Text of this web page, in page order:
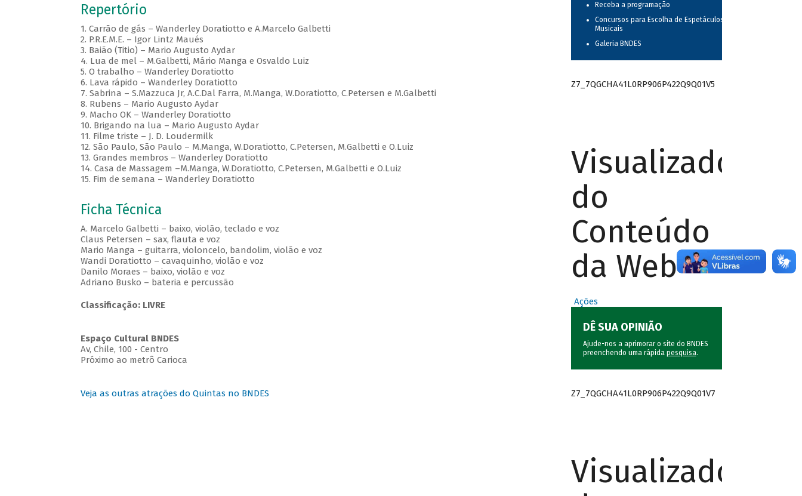
Repertório
1. Carrão de gás – Wanderley Doratiotto e A.Marcelo Galbetti
2. P.R.E.M.E. – Igor Lintz Maués
3. Baião (Titio) – Mario Augusto Aydar
4. Lua de mel – M.Galbetti, Mário Manga e Osvaldo Luiz
5. O trabalho – Wanderley Doratiotto
6. Lava rápido – Wanderley Doratiotto
7. Sabrina – S.Mazzuca Jr, A.C.Dal Farra, M.Manga, W.Doratiotto, C.Petersen e M.Galbetti
8. Rubens – Mario Augusto Aydar
9. Macho OK – Wanderley Doratiotto
10. Brigando na lua – Mario Augusto Aydar
11. Filme triste – J. D. Loudermilk
12. São Paulo, São Paulo – M.Manga, W.Doratiotto, C.Petersen, M.Galbetti e O.Luiz
13. Grandes membros – Wanderley Doratiotto
14. Casa de Massagem –M.Manga, W.Doratiotto, C.Petersen, M.Galbetti e O.Luiz
15. Fim de semana – Wanderley Doratiotto
Ficha Técnica
A. Marcelo Galbetti – baixo, violão, teclado e voz
Claus Petersen – sax, flauta e voz
Mario Manga – guitarra, violoncelo, bandolim, violão e voz
Wandi Doratiotto – cavaquinho, violão e voz
Danilo Moraes – baixo, violão e voz
Adriano Busko – bateria e percussão
Classificação: LIVRE
Espaço Cultural BNDES
Av, Chile, 100 - Centro
Próximo ao metrô Carioca
Veja as outras atrações do Quintas no BNDES
Receba a programação
Concursos para Escolha de Espetáculos
Musicais
Galeria BNDES
Z7_7QGCHA41L0RP906P422Q9Q01V5
Visualizador
do
Conteúdo
da Web
Ações
DÊ SUA OPINIÃO
Ajude-nos a aprimorar o site do BNDES
preenchendo uma rápida pesquisa.
Z7_7QGCHA41L0RP906P422Q9Q01V7
Visualizador